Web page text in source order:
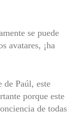
se puede
avatares, ¡ha
Paúl, este
porque este
de todas